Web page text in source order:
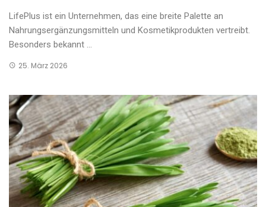
LifePlus ist ein Unternehmen, das eine breite Palette an
Nahrungsergänzungsmitteln und Kosmetikprodukten vertreibt.
Besonders bekannt ...
25. März 2026